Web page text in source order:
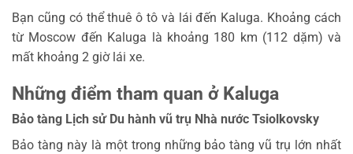
Bạn cũng có thể thuê ô tô và lái đến Kaluga. Khoảng cách
từ Moscow đến Kaluga là khoảng 180 km (112 dặm) và
mất khoảng 2 giờ lái xe.
Những điểm tham quan ở Kaluga
Bảo tàng Lịch sử Du hành vũ trụ Nhà nước Tsiolkovsky
Bảo tàng này là một trong những bảo tàng vũ trụ lớn nhất